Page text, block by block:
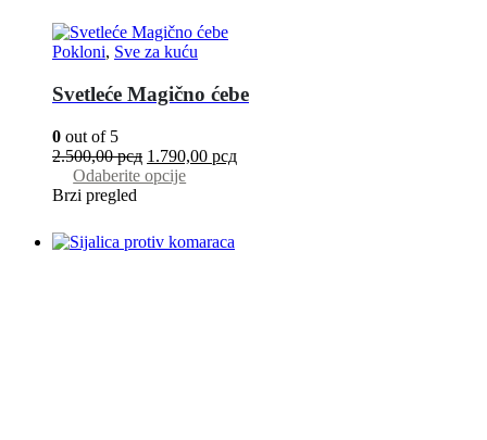
Pokloni, Sve za kuću
Svetleće Magično ćebe
0 out of 5
2.500,00рсд 1.790,00 рсд
Odaberite opcije
Brzi pregled